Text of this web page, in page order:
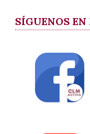
SÍGUENOS EN